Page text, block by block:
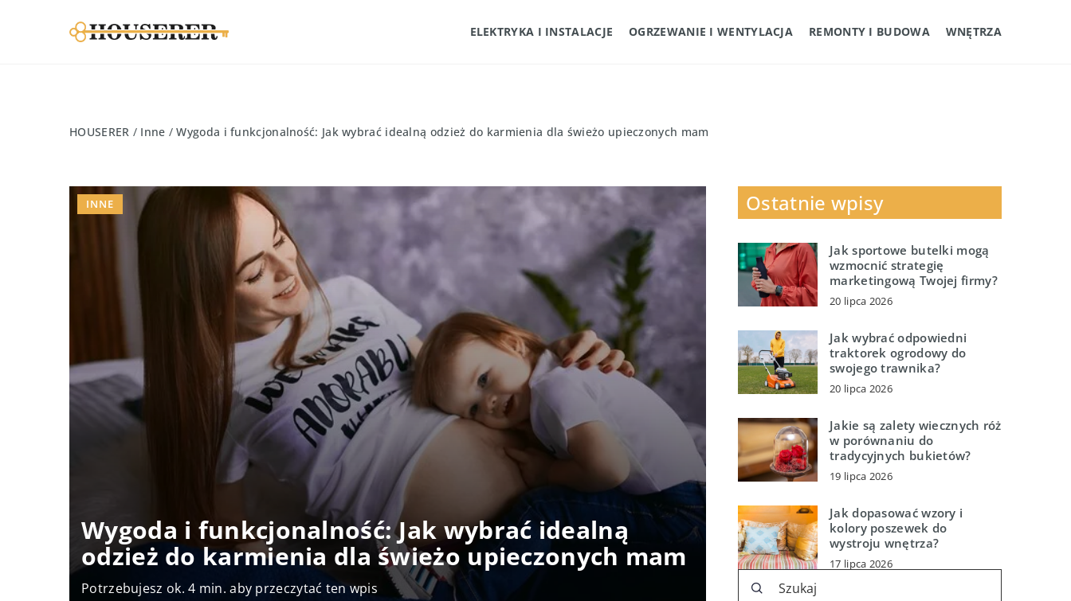
ELEKTRYKA I INSTALACJE OGRZEWANIE I WENTYLACJA REMONTY I BUDOWA WNĘTRZA
HOUSERER / Inne /Wygoda i funkcjonalność: Jak wybrać idealną odzież do karmienia dla świeżo upieczonych mam
Wygoda i funkcjonalność: Jak wybrać idealną
odzież do karmienia dla świeżo upieczonych mam
Potrzebujesz ok. 4 min. aby przeczytać ten wpis
INNE Ostatnie wpisy
Jak sportowe butelki mogą
wzmocnić strategię
marketingową Twojej firmy?
20 lipca 2026
Jak wybrać odpowiedni
traktorek ogrodowy do
swojego trawnika?
20 lipca 2026
Jakie są zalety wiecznych róż
w porównaniu do
tradycyjnych bukietów?
19 lipca 2026
Jak dopasować wzory i
kolory poszewek do
wystroju wnętrza?
17 lipca 2026